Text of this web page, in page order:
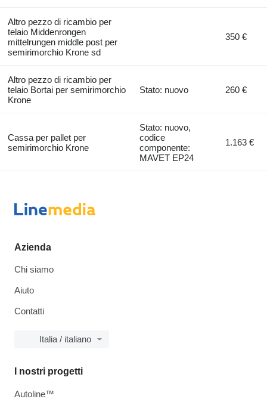
Altro pezzo di ricambio per
telaio Middenrongen
mittelrungen middle post per
semirimorchio Krone sd
350 €
Altro pezzo di ricambio per
telaio Bortai per semirimorchio
Krone
Stato: nuovo 260 €
Cassa per pallet per
semirimorchio Krone
Stato: nuovo,
codice
componente:
MAVET EP24
1.163 €
Azienda
Chi siamo
Aiuto
Contatti
Italia / italiano
I nostri progetti
Autoline™